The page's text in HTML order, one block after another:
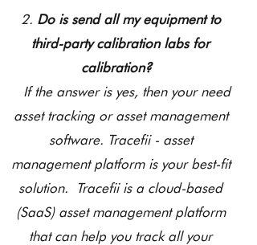
2. Do is send all my equipment to
third-party calibration labs for
calibration?
If the answer is yes, then your need
asset tracking or asset management
software. Tracefii - asset
management platform is your best-fit
solution.
Tracefii is a cloud-based
(SaaS) asset management platform
that can help you track all your